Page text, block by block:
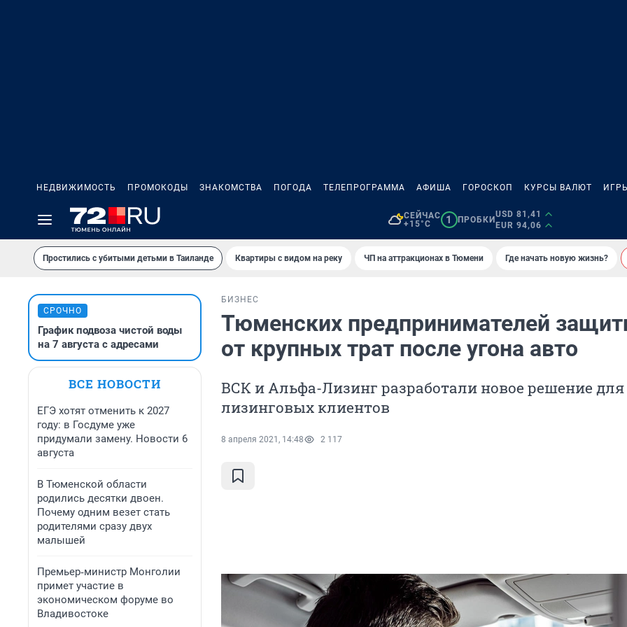
НЕДВИЖИМОСТЬ ПРОМОКОДЫ ЗНАКОМСТВА ПОГОДА ТЕЛЕПРОГРАММА АФИША ГОРОСКОП КУРСЫ ВАЛЮТ
СЕЙЧАС
+15°C
1 ПРОБКИ
USD 81,41
EUR 94,06
Простились с убитыми детьми в Таиланде Квартиры с видом на реку ЧП на аттракционах в Тюмени Где начать новую жизнь?
СРОЧНО
График подвоза чистой воды
на 7 августа с адресами
ВСЕ НОВОСТИ
ЕГЭ хотят отменить к 2027
году: в Госдуме уже
придумали замену. Новости 6
августа
В Тюменской области
родились десятки двоен.
Почему одним везет стать
родителями сразу двух
малышей
Премьер‑министр Монголии
примет участие в
экономическом форуме во
Владивостоке
БИЗНЕС
Тюменских предпринимателей
от крупных трат после угона авто
ВСК и Альфа-Лизинг разработали новое решение для
лизинговых клиентов
8 апреля 2021, 14:48 2 117